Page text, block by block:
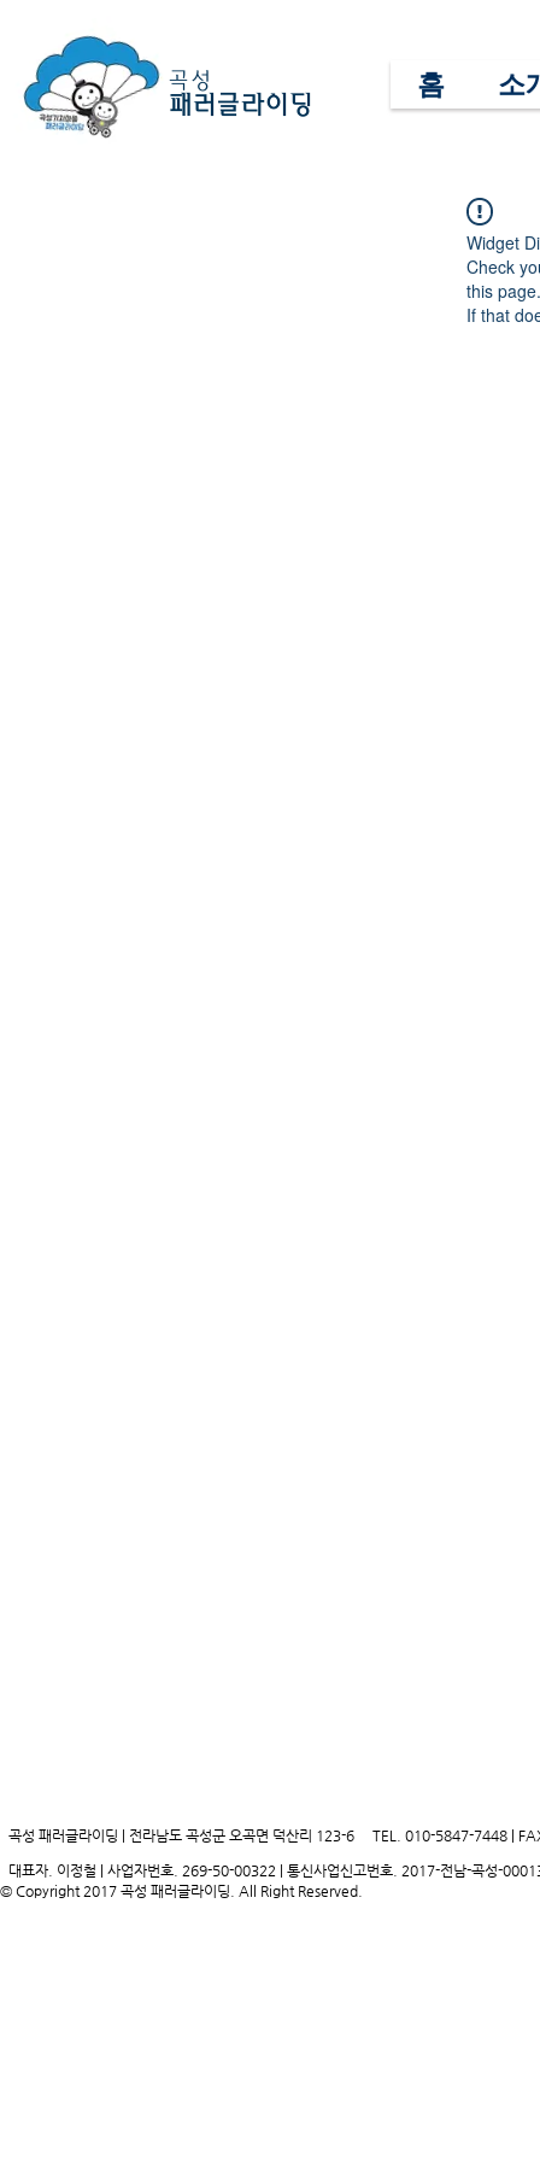
곡성
패러글라이딩
홈 소
Widget
Check
this page.
If that
곡성 패러글라이딩 | 전라남도 곡성군 오곡면 덕산리 123-6 TEL. 010-5847-7448 |
대표자. 이정철 | 사업자번호. 269-50-00322 | 통신사업신고번호. 2017-전남-곡성-
© Copyright 2017 곡성 패러글라이딩. All Right Reserved.